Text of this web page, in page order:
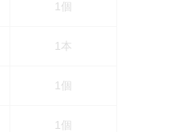
1個
1本
1個
1個